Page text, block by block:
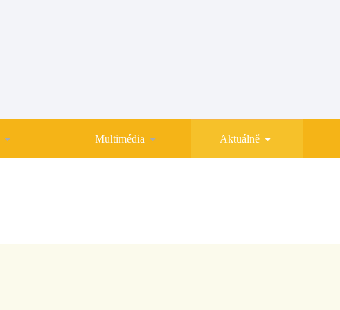
Multimédia Aktuálně